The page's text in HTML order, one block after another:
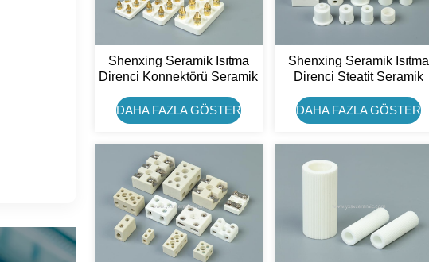
Shenxing Seramik Isıtma
Direnci Konnektörü Seramik
DAHA FAZLA GÖSTER
Shenxing Seramik Isıtma
Direnci Steatit Seramik
Uç Taban Tutucu
DAHA FAZLA GÖSTER